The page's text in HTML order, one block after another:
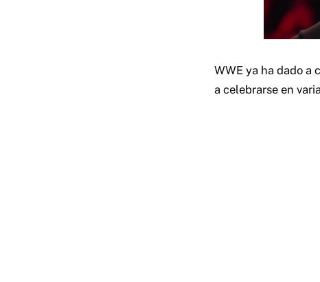
WWE ya ha dado a
a celebrarse en